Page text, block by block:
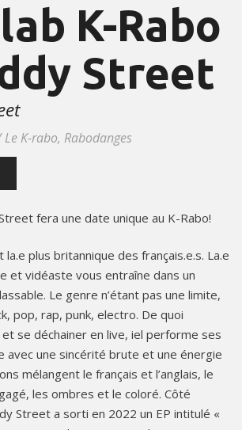
K-Rabo
Street
K-rabo, Rabodanges
fera une date unique au K-Rabo!
la.e plus britannique des français.e.s. La.e
et vidéaste vous entraîne dans un
Le genre n’étant pas une limite,
pop, rap, punk, electro. De quoi
se déchainer en live, iel performe ses
avec une sincérité brute et une énergie
mélangent le français et l’anglais, le
les ombres et le coloré. Côté
Street a sorti en 2022 un EP intitulé «